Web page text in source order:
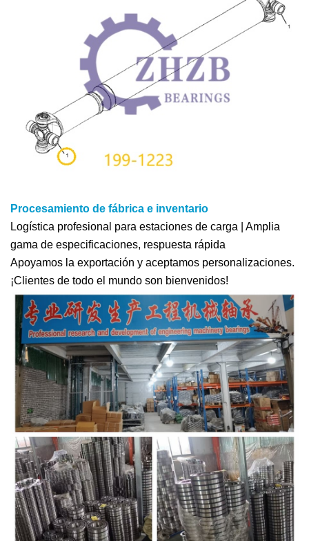
Procesamiento de fábrica e inventario
Logística profesional para estaciones de carga | Amplia
gama de especificaciones, respuesta rápida
Apoyamos la exportación y aceptamos personalizaciones.
¡Clientes de todo el mundo son bienvenidos!